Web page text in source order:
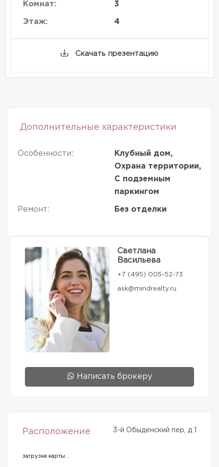
Комнат: 3
Этаж: 4
Скачать презентацию
Дополнительные характеристики
Особенности:
Клубный дом,
Охрана территории,
С подземным
паркингом
Ремонт: Без отделки
Светлана
Васильева
+7 (495) 005-52-73
ask@mindrealty.ru
Написать брокеру
Расположение 3-й Обыденский пер, д 1
загрузка карты...